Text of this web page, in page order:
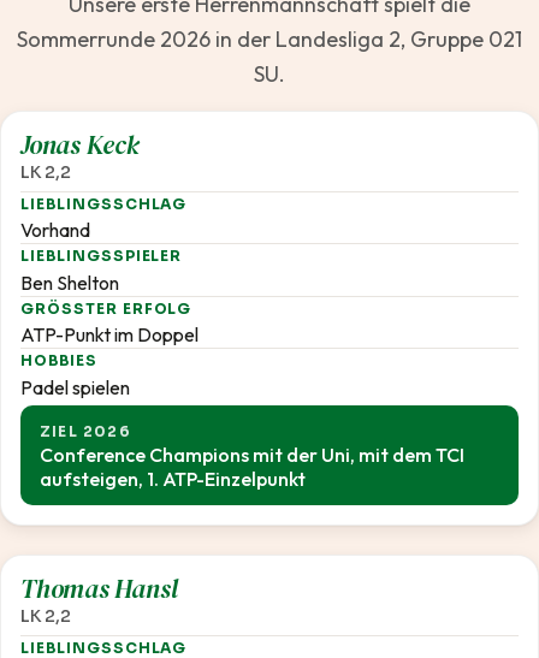
Sommerrunde 2026 in der Landesliga 2, Gruppe 021
SU.
Jonas Keck
LK 2,2
LIEBLINGSSCHLAG
Vorhand
LIEBLINGSSPIELER
Ben Shelton
GRÖSSTER ERFOLG
ATP-Punkt im Doppel
HOBBIES
Padel spielen
ZIEL 2026
Conference Champions mit der Uni, mit dem TCI
aufsteigen, 1. ATP-Einzelpunkt
Thomas Hansl
LK 2,2
LIEBLINGSSCHLAG